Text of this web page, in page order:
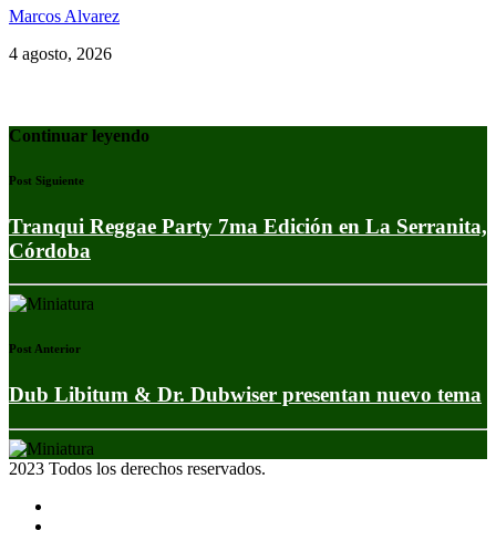
Marcos Alvarez
4 agosto, 2026
Continuar leyendo
Post Siguiente
Tranqui Reggae Party 7ma Edición en La Serranita,
Córdoba
Post Anterior
Dub Libitum & Dr. Dubwiser presentan nuevo tema
2023 Todos los derechos reservados.